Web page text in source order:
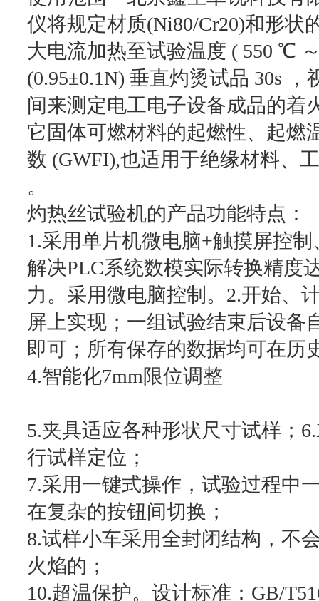
仪将规定材质(Ni80/Cr20)和形状
大电流加热至试验温度 ( 550 ℃
(0.95±0.1N) 垂直灼烫试品 30s
间来测定电工电子设备成品的着
它固体可燃材料的起燃性、起燃
数 (GWFI),也适用于绝缘材料、
。
灼热丝试验机的产品功能特点：
1.采用单片机微电脑+触摸屏控
解决PLC系统数模实际转换精度
力。采用微电脑控制。2.开始、
屏上实现；一组试验结束后设备
即可；所有保存的数据均可在历
4.智能化7mm限位调整
5.夹具适应各种形状尺寸试样；
行试样定位；
7.采用一键式操作，试验过程中
在复杂的按钮间切换；
8.试样小车采用全封闭结构，不
火焰的；
10.超温保护。设计标准：GB/